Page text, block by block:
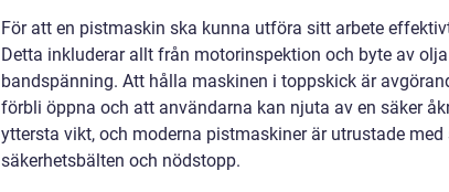
För att en pistmaskin ska kunna utföra sitt arbete
Detta inkluderar allt från motorinspektion och byte av
bandspänning. Att hålla maskinen i toppskick är
förbli öppna och att användarna kan njuta av en säker
yttersta vikt, och moderna pistmaskiner är utrustade
säkerhetsbälten och nödstopp.